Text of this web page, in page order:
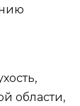
области,